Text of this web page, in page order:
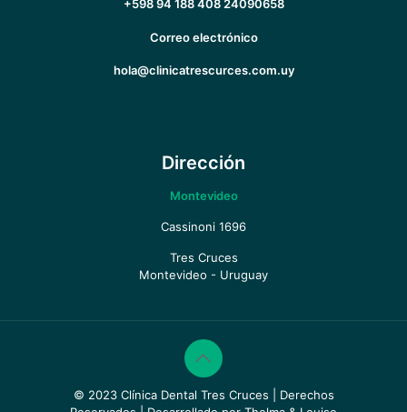
+598 94 188 40824090658
Correo electrónico
hola@clinicatrescurces.com.uy
Dirección
Montevideo
Cassinoni 1696
Tres Cruces
Montevideo - Uruguay
© 2023 Clínica Dental Tres Cruces | Derechos